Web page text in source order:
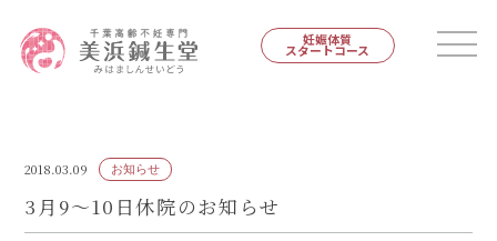
妊娠体質
スタートコース
2018.03.09 お知らせ
3月9〜10日休院のお知らせ